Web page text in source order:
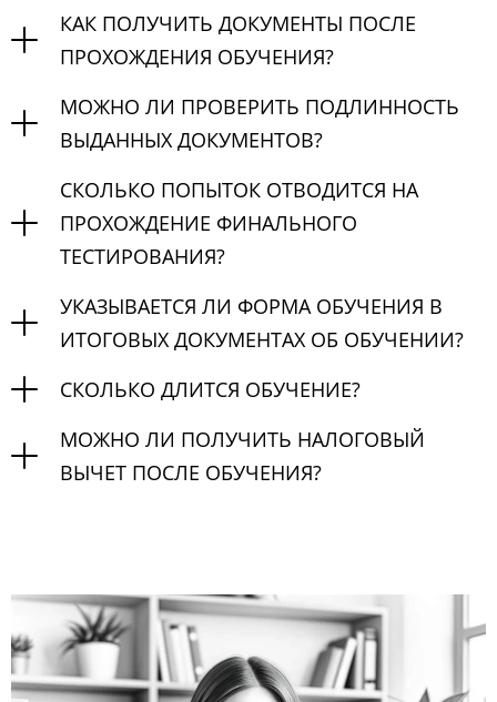
КАК ПОЛУЧИТЬ ДОКУМЕНТЫ ПОСЛЕ
ПРОХОЖДЕНИЯ ОБУЧЕНИЯ?
МОЖНО ЛИ ПРОВЕРИТЬ ПОДЛИННОСТЬ
ВЫДАННЫХ ДОКУМЕНТОВ?
СКОЛЬКО ПОПЫТОК ОТВОДИТСЯ НА
ПРОХОЖДЕНИЕ ФИНАЛЬНОГО
ТЕСТИРОВАНИЯ?
УКАЗЫВАЕТСЯ ЛИ ФОРМА ОБУЧЕНИЯ В
ИТОГОВЫХ ДОКУМЕНТАХ ОБ ОБУЧЕНИИ?
СКОЛЬКО ДЛИТСЯ ОБУЧЕНИЕ?
МОЖНО ЛИ ПОЛУЧИТЬ НАЛОГОВЫЙ
ВЫЧЕТ ПОСЛЕ ОБУЧЕНИЯ?